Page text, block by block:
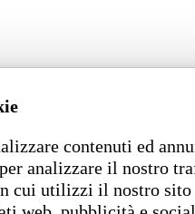
contenuti ed
analizzare il nostro
cui utilizzi il nostro sito